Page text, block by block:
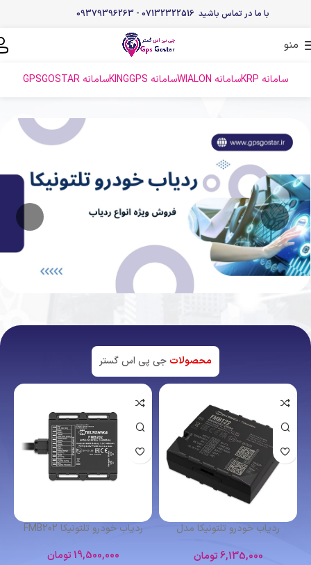
با ما در تماس باشید 07132322516 - 09379396263
منو
سامانه KRP سامانه WIALON سامانه KINGGPS سامانه GPSGOSTAR
محصولات جی پی اس گستر
اتمام موجودی
ردیاب شخصی کوبان TK102
4,400,000تومان
ردیاب خودرو تلتونیکا FMB641
12,364,000 تومان